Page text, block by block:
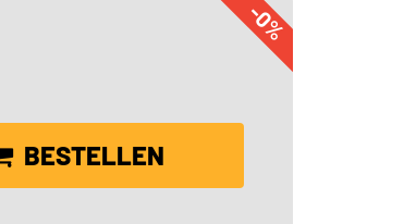
-0%
BESTELLEN